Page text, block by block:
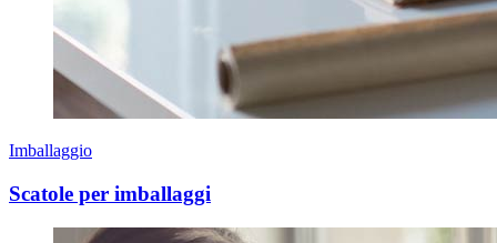
Imballaggio
Scatole per imballaggi